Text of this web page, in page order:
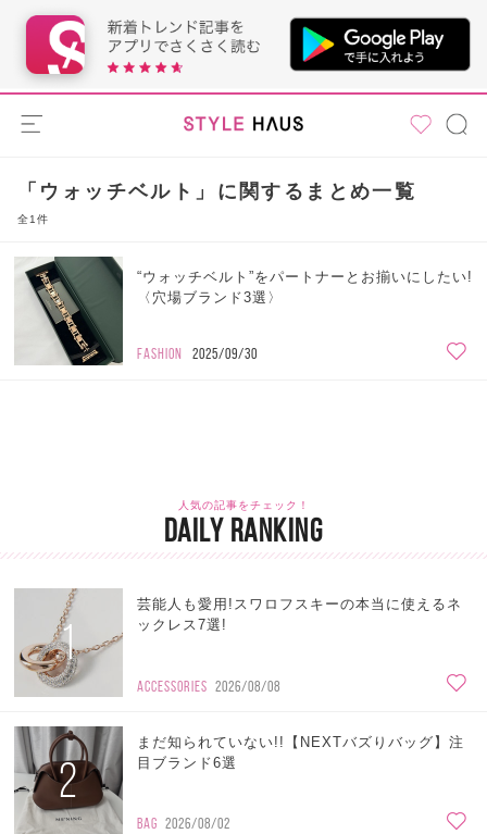
「ウォッチベルト」に関するまとめ一覧
全1件
“ウォッチベルト”をパートナーとお揃いにしたい!
〈穴場ブランド3選〉
FASHION 2025/09/30
人気の記事をチェック！
DAILY RANKING
1
芸能人も愛用!スワロフスキーの本当に使えるネ
ックレス7選!
ACCESSORIES 2026/08/08
2
まだ知られていない!!【NEXTバズりバッグ】注
目ブランド6選
BAG 2026/08/02